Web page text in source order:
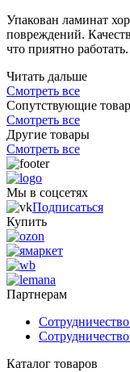
Упакован ламинат
повреждений.
что приятно
Читать дальше
Смотреть все
Сопутствующие
Смотреть все
Другие товары
Смотреть все
Мы в соцсетях
Подписаться
Купить
Партнерам
Каталог товаров